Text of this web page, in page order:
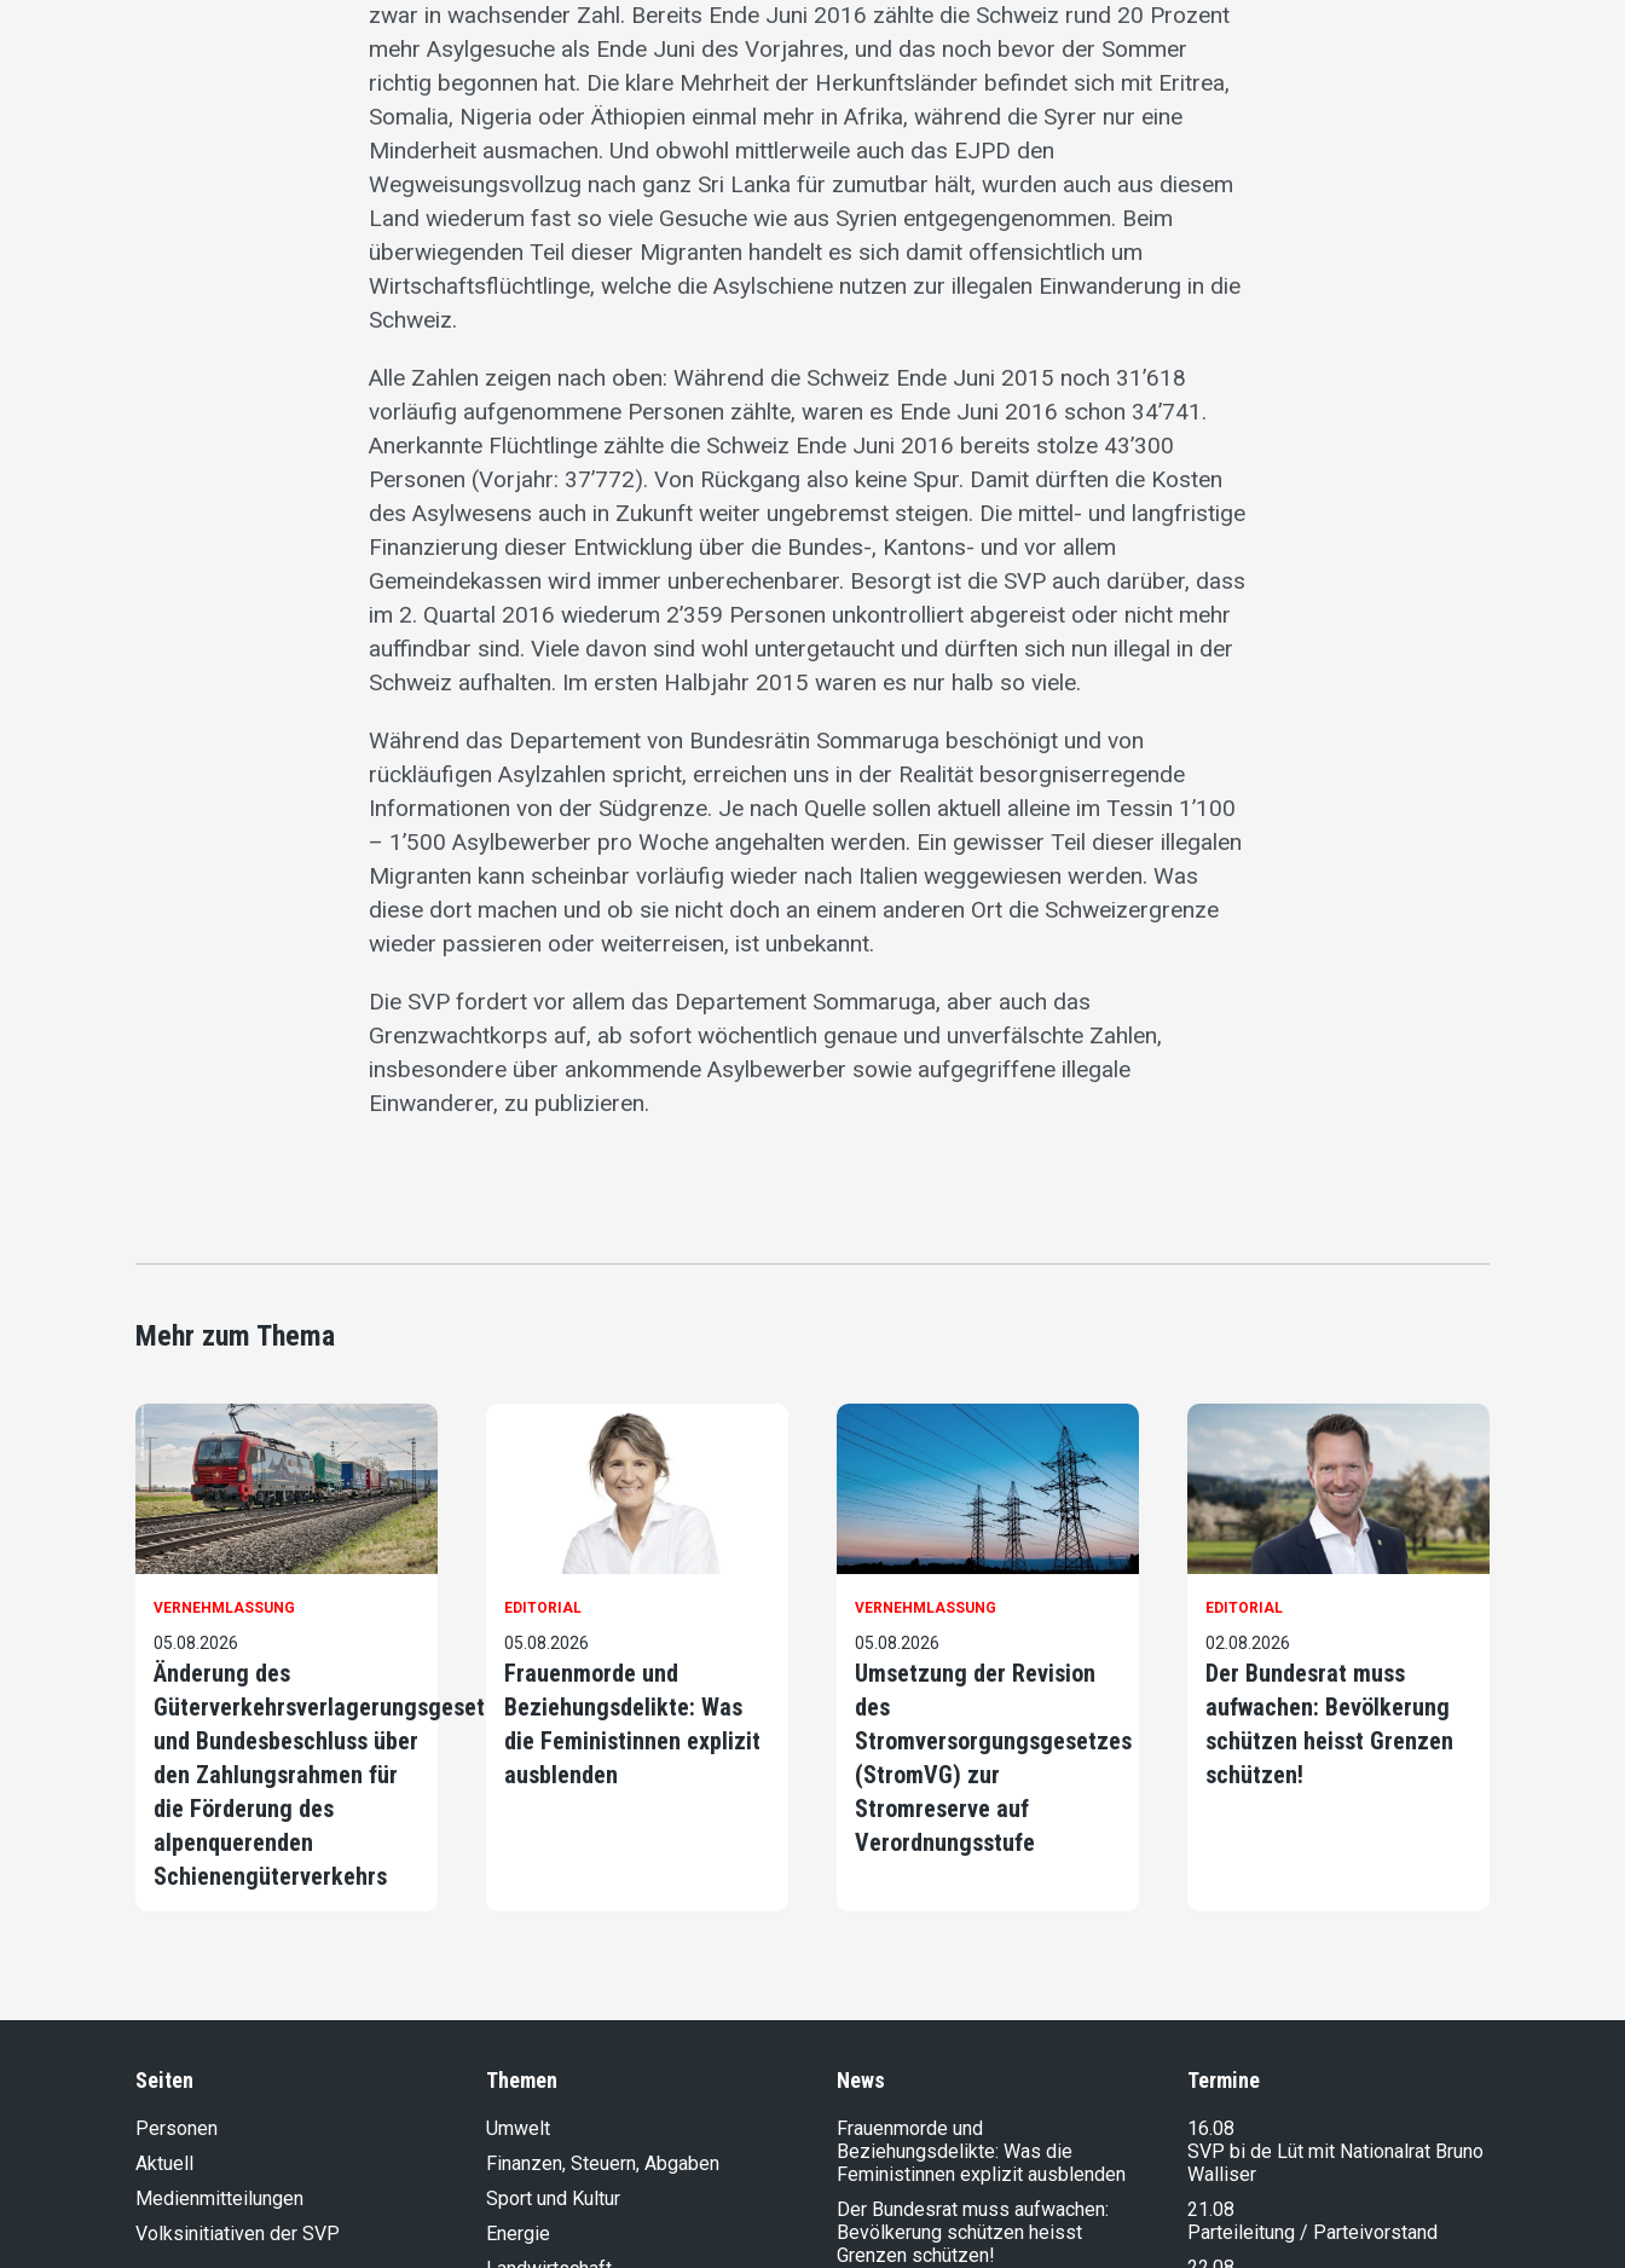
zwar in wachsender Zahl. Bereits Ende Juni 2016 zählte die Schweiz rund 20 Prozent
mehr Asylgesuche als Ende Juni des Vorjahres, und das noch bevor der Sommer
richtig begonnen hat. Die klare Mehrheit der Herkunftsländer befindet sich mit Eritrea,
Somalia, Nigeria oder Äthiopien einmal mehr in Afrika, während die Syrer nur eine
Minderheit ausmachen. Und obwohl mittlerweile auch das EJPD den
Wegweisungsvollzug nach ganz Sri Lanka für zumutbar hält, wurden auch aus diesem
Land wiederum fast so viele Gesuche wie aus Syrien entgegengenommen. Beim
überwiegenden Teil dieser Migranten handelt es sich damit offensichtlich um
Wirtschaftsflüchtlinge, welche die Asylschiene nutzen zur illegalen Einwanderung in die
Schweiz.
Alle Zahlen zeigen nach oben: Während die Schweiz Ende Juni 2015 noch 31’618
vorläufig aufgenommene Personen zählte, waren es Ende Juni 2016 schon 34’741.
Anerkannte Flüchtlinge zählte die Schweiz Ende Juni 2016 bereits stolze 43’300
Personen (Vorjahr: 37’772). Von Rückgang also keine Spur. Damit dürften die Kosten
des Asylwesens auch in Zukunft weiter ungebremst steigen. Die mittel- und langfristige
Finanzierung dieser Entwicklung über die Bundes-, Kantons- und vor allem
Gemeindekassen wird immer unberechenbarer. Besorgt ist die SVP auch darüber, dass
im 2. Quartal 2016 wiederum 2’359 Personen unkontrolliert abgereist oder nicht mehr
auffindbar sind. Viele davon sind wohl untergetaucht und dürften sich nun illegal in der
Schweiz aufhalten. Im ersten Halbjahr 2015 waren es nur halb so viele.
Während das Departement von Bundesrätin Sommaruga beschönigt und von
rückläufigen Asylzahlen spricht, erreichen uns in der Realität besorgniserregende
Informationen von der Südgrenze. Je nach Quelle sollen aktuell alleine im Tessin 1’100
– 1’500 Asylbewerber pro Woche angehalten werden. Ein gewisser Teil dieser illegalen
Migranten kann scheinbar vorläufig wieder nach Italien weggewiesen werden. Was
diese dort machen und ob sie nicht doch an einem anderen Ort die Schweizergrenze
wieder passieren oder weiterreisen, ist unbekannt.
Die SVP fordert vor allem das Departement Sommaruga, aber auch das
Grenzwachtkorps auf, ab sofort wöchentlich genaue und unverfälschte Zahlen,
insbesondere über ankommende Asylbewerber sowie aufgegriffene illegale
Einwanderer, zu publizieren.
Mehr zum Thema
VERNEHMLASSUNG
05.08.2026
Änderung des
Güterverkehrsverlagerungsgesetzes
und Bundesbeschluss über
den Zahlungsrahmen für
die Förderung des
alpenquerenden
Schienengüterverkehrs
EDITORIAL
05.08.2026
Frauenmorde und
Beziehungsdelikte: Was
die Feministinnen explizit
ausblenden
VERNEHMLASSUNG
05.08.2026
Umsetzung der Revision
des
Stromversorgungsgesetzes
(StromVG) zur
Stromreserve auf
Verordnungsstufe
EDITORIAL
02.08.2026
Der Bundesrat muss
aufwachen: Bevölkerung
schützen heisst Grenzen
schützen!
Seiten
Personen
Aktuell
Medienmitteilungen
Volksinitiativen der SVP
Themen
Umwelt
Finanzen, Steuern, Abgaben
Sport und Kultur
Energie
News
Frauenmorde und
Beziehungsdelikte: Was die
Feministinnen explizit ausblenden
Der Bundesrat muss aufwachen:
Bevölkerung schützen heisst
Grenzen schützen!
Termine
16.08
SVP bi de Lüt mit Nationalrat Bruno
Walliser
21.08
Parteileitung / Parteivorstand